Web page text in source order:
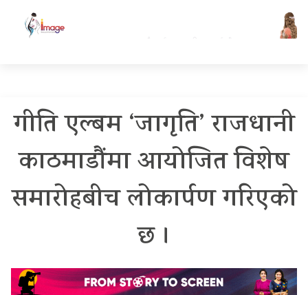
गीति एल्बम ‘जागृति’ राजधानी
काठमाडौंमा आयोजित विशेष
समारोहबीच लोकार्पण गरिएको
छ ।